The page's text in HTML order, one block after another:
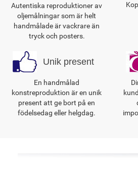
Autentiska reproduktioner av
oljemålningar som är helt
handmålade är vackrare än
tryck och posters.
Unik present
En handmålad
konstreproduktion är en unik
present att ge bort på en
födelsedag eller helgdag.